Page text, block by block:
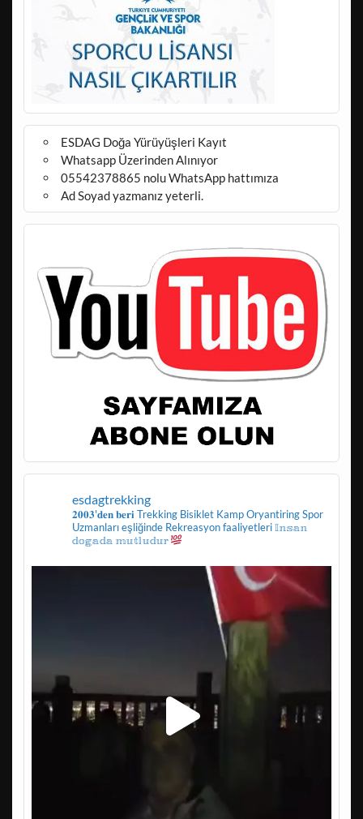
ESDAG Doğa Yürüyüşleri Kayıt
Whatsapp Üzerinden Alınıyor
05542378865 nolu WhatsApp hattımıza
Ad Soyad yazmanız yeterli.
esdagtrekking
𝟐𝟎𝟎𝟑'𝐝𝐞𝐧 𝐛𝐞𝐫𝐢 TrekkingBisikletKampOryantiringSpor
Uzmanları eşliğinde Rekreasyon faaliyetleri𝕀𝕟𝕤𝕒𝕟
𝕕𝕠𝕘𝕒𝕕𝕒 𝕞𝕦𝕥𝕝𝕦𝕕𝕦𝕣